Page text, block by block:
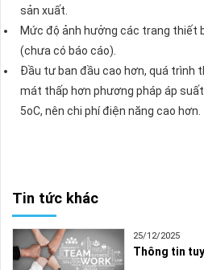
sản xuất.
Mức độ ảnh hưởng các trang thiết
(chưa có báo cáo).
Đầu tư ban đầu cao hơn, quá trình
mát thấp hơn phương pháp áp
5oC, nên chi phí điện năng cao hơn.
Tin tức khác
25/12/2025
Thông tin